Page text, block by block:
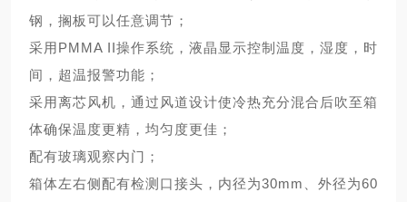
钢，搁板可以任意调节；
采用 PMMA II操作系统，液晶显示控制温度，湿度，时
间，超温报警功能；
采用离芯风机，通过风道设计使冷热充分混合后吹至箱
体确保温度更精，均匀度更佳；
配有玻璃观察内门；
箱体左右侧配有检测口接头，内径为30mm、外径为60